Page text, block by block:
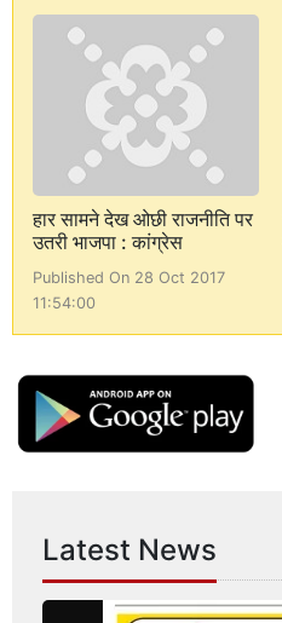
हार सामने देख ओछी राजनीति पर
उतरी भाजपा : कांग्रेस
Published On 28 Oct 2017
11:54:00
Latest News